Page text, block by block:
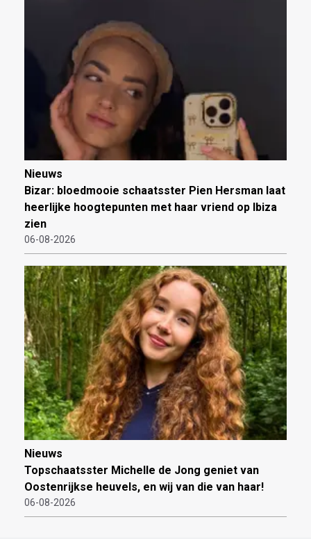
Nieuws
Bizar: bloedmooie schaatsster Pien Hersman laat
heerlijke hoogtepunten met haar vriend op Ibiza
zien
06-08-2026
Nieuws
Topschaatsster Michelle de Jong geniet van
Oostenrijkse heuvels, en wij van die van haar!
06-08-2026